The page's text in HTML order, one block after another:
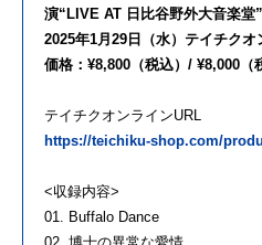
演“LIVE AT 日比谷野外大音楽堂”
2025年1月29日（水）テイチク
価格：¥8,800（税込）/ ¥8,000（
テイチクオンラインURL
https://teichiku-shop.com/
<収録内容>
01. Buffalo Dance